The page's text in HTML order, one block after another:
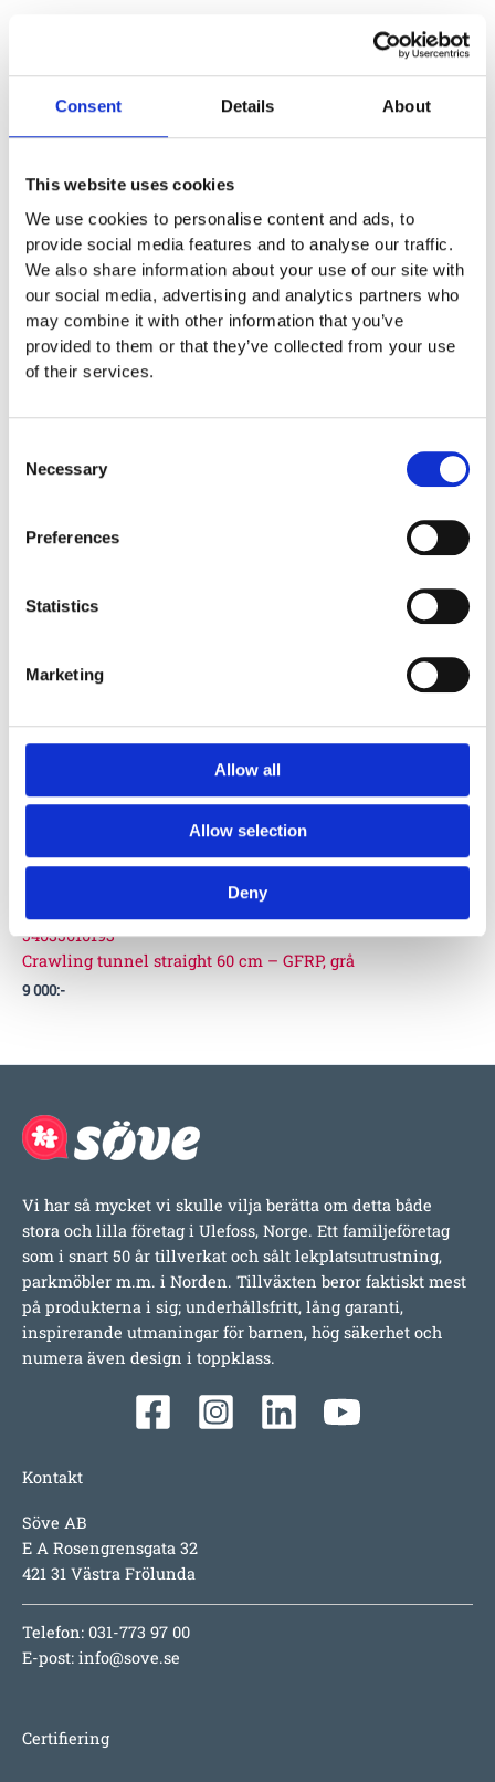
Consent Details About
This website uses cookies
We use cookies to personalise content and ads, to
provide social media features and to analyse our traffic.
We also share information about your use of our site with
our social media, advertising and analytics partners who
may combine it with other information that you’ve
provided to them or that they’ve collected from your use
of their services.
Selection
Necessary
Preferences
Statistics
Marketing
Allow all
Allow selection
Deny
Produktens utseende kan avvika mot de bilder som visas
på hemsidan.
DWG, produktblad, teknisk information, bilder etc.
Du kanske också gillar …
Crawling tunnel extended end element – GFRP, grå
54034810193
Crawling tunnel start element – GFRP, grå
54035010193
Crawling tunnel straight 60 cm – GFRP, grå
9 000:-
Vi har så mycket vi skulle vilja berätta om detta både
stora och lilla företag i Ulefoss, Norge. Ett familjeföretag
som i snart 50 år tillverkat och sålt lekplatsutrustning,
parkmöbler m.m. i Norden. Tillväxten beror faktiskt mest
på produkterna i sig; underhållsfritt, lång garanti,
inspirerande utmaningar för barnen, hög säkerhet och
numera även design i toppklass.
Kontakt
Söve AB
E A Rosengrensgata 32
421 31 Västra Frölunda
Telefon: 031-773 97 00
E-post: info@sove.se
Certifiering